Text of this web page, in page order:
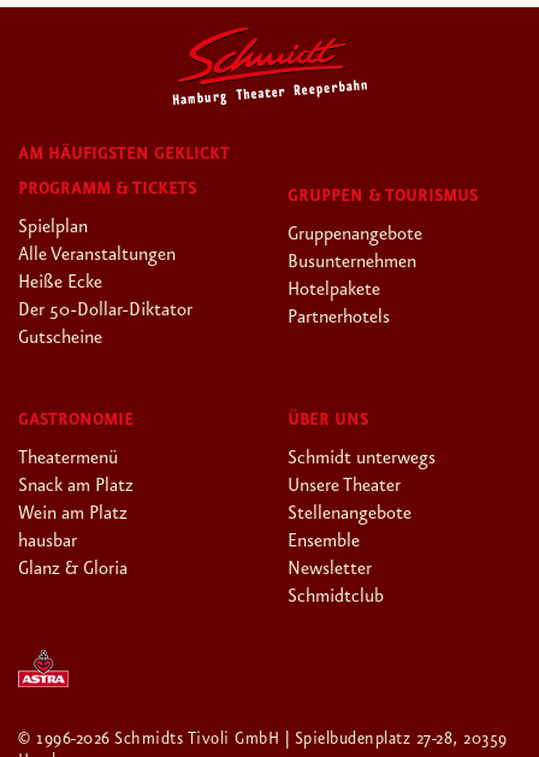
AM HÄUFIGSTEN GEKLICKT
PROGRAMM & TICKETS
Spielplan
Alle Veranstaltungen
Heiße Ecke
Der 50-Dollar-Diktator
Gutscheine
GRUPPEN & TOURISMUS
Gruppenangebote
Busunternehmen
Hotelpakete
Partnerhotels
GASTRONOMIE
Theatermenü
Snack am Platz
Wein am Platz
hausbar
Glanz & Gloria
ÜBER UNS
Schmidt unterwegs
Unsere Theater
Stellenangebote
Ensemble
Newsletter
Schmidtclub
© 1996-2026 Schmidts Tivoli GmbH | Spielbudenplatz 27-28, 20359